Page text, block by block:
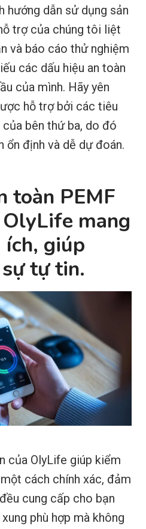
hướng dẫn sử dụng sản
trợ của chúng tôi liệt
và báo cáo thử nghiệm
các dấu hiệu an toàn
của mình. Hãy yên
hỗ trợ bởi các tiêu
bên thứ ba, do đó
ổn định và dễ dự đoán.
toàn PEMF
mang
giúp
tự tin.
của OlyLife giúp kiểm
cách chính xác, đảm
cung cấp cho bạn
phù hợp mà không